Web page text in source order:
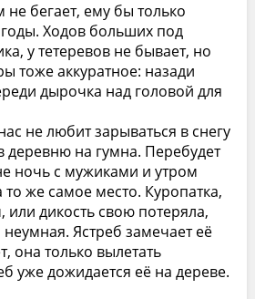
не бегает, ему бы только
Ходов больших под
у тетеревов не бывает, но
тоже аккуратное: назади
дырочка над головой для
не любит зарываться в снегу
деревню на гумна. Перебудет
ночь с мужиками и утром
то же самое место. Куропатка,
дикость свою потеряла,
Ястреб замечает её
она только вылетать
уже дожидается её на дереве.